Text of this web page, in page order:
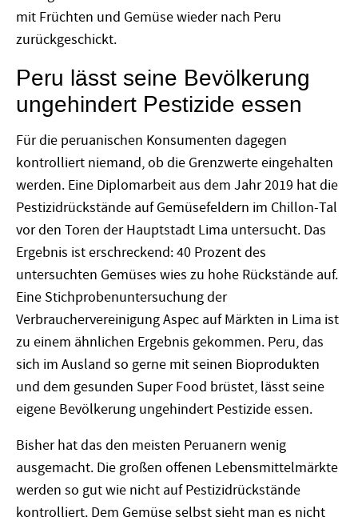
mit Früchten und Gemüse wieder nach Peru
zurückgeschickt.
Peru lässt seine Bevölkerung
ungehindert Pestizide essen
Für die peruanischen Konsumenten dagegen
kontrolliert niemand, ob die Grenzwerte eingehalten
werden. Eine Diplomarbeit aus dem Jahr 2019 hat die
Pestizidrückstände auf Gemüsefeldern im Chillon-Tal
vor den Toren der Hauptstadt Lima untersucht. Das
Ergebnis ist erschreckend: 40 Prozent des
untersuchten Gemüses wies zu hohe Rückstände auf.
Eine Stichprobenuntersuchung der
Verbrauchervereinigung Aspec auf Märkten in Lima ist
zu einem ähnlichen Ergebnis gekommen. Peru, das
sich im Ausland so gerne mit seinen Bioprodukten
und dem gesunden Super Food brüstet, lässt seine
eigene Bevölkerung ungehindert Pestizide essen.
Bisher hat das den meisten Peruanern wenig
ausgemacht. Die großen offenen Lebensmittelmärkte
werden so gut wie nicht auf Pestizidrückstände
kontrolliert. Dem Gemüse selbst sieht man es nicht